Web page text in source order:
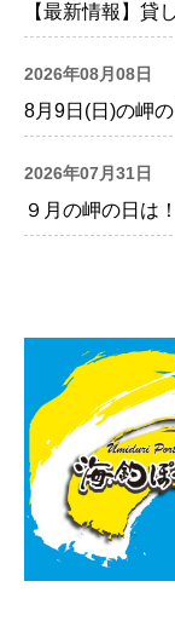
【最新情報】貸
2026年08月08日
8月9日(日)の岬の
2026年07月31日
９月の岬の日は